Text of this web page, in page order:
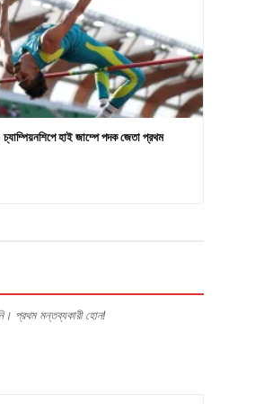
হাই জাম্পে পদক জেতা প্রথম
প্রথম মন্তব্যকারী হোন!